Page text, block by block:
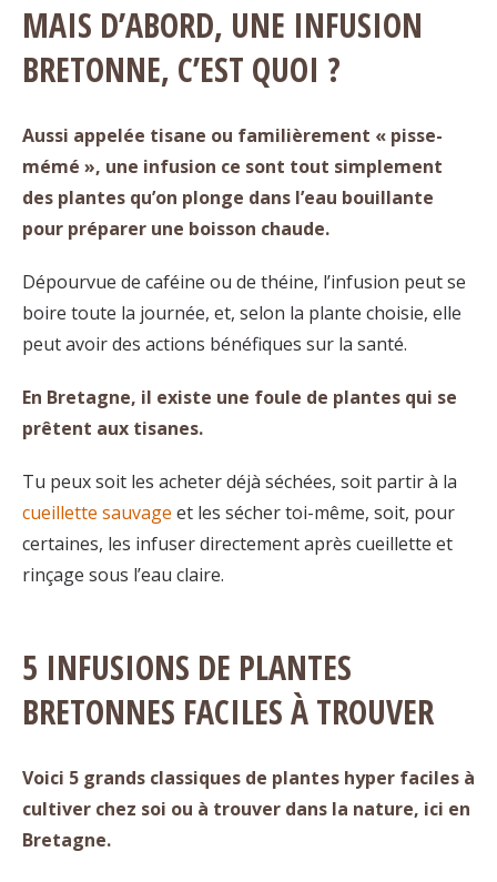
MAIS D’ABORD, UNE INFUSION
BRETONNE, C’EST QUOI ?
Aussi appelée tisane ou familièrement « pisse-
mémé », une infusion ce sont tout simplement
des plantes qu’on plonge dans l’eau bouillante
pour préparer une boisson chaude.
Dépourvue de caféine ou de théine, l’infusion peut se
boire toute la journée, et, selon la plante choisie, elle
peut avoir des actions bénéfiques sur la santé.
En Bretagne, il existe une foule de plantes qui se
prêtent aux tisanes.
Tu peux soit les acheter déjà séchées, soit partir à la
cueillette sauvage et les sécher toi-même, soit, pour
certaines, les infuser directement après cueillette et
rinçage sous l’eau claire.
5 INFUSIONS DE PLANTES
BRETONNES FACILES À TROUVER
Voici 5 grands classiques de plantes hyper faciles à
cultiver chez soi ou à trouver dans la nature, ici en
Bretagne.